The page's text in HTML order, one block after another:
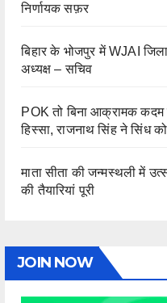
निर्णायक सफ़र
बिहार के भोजपुर में WJAI
अध्यक्ष – सचिव
POK तो बिना आक्रामक
हिस्सा, राजनाथ सिंह ने सिंध
माता सीता की जन्मस्थली में
की तैयारियां पूरी
JOIN NOW